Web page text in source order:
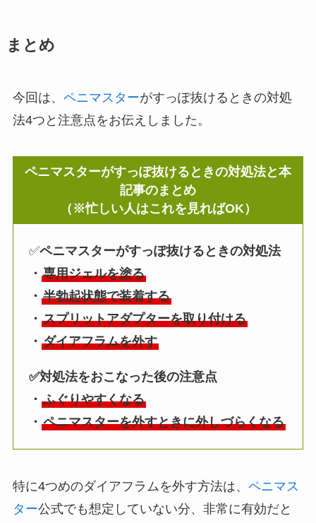
まとめ
今回は、 ペニマスターがすっぽ抜けるときの対処
法4つと注意点をお伝えしました。
ペニマスターがすっぽ抜けるときの対処法と本
記事のまとめ
（※忙しい人はこれを見ればOK）
✅ペニマスターがすっぽ抜けるときの対処法
・専用ジェルを塗る
・半勃起状態で装着する
・スプリットアダプターを取り付ける
・ダイアフラムを外す
✅対処法をおこなった後の注意点
・ふぐりやすくなる
・ペニマスターを外すときに外しづらくなる
特に4つめのダイアフラムを外す方法は、 ペニマス
ター公式でも想定していない分、非常に有効だと